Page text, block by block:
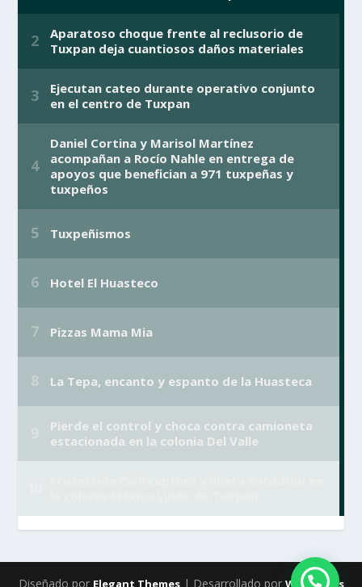
Diseñado por Elegant Themes| Desarrollado por WordPress